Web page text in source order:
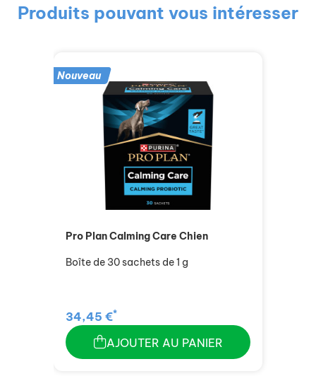
Produits pouvant vous intéresser
Nouveau
Pro Plan Calming Care Chien
Boîte de 30 sachets de 1 g
34,45 €*
AJOUTER AU PANIER